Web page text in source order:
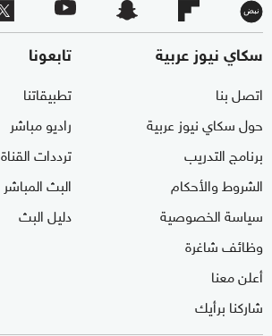
سكاي نيوز عربية
اتصل بنا
حول سكاي نيوز عربية
برنامج التدريب
الشروط والأحكام
سياسة الخصوصية
وظائف شاغرة
أعلن معنا
شاركنا برأيك
تابعونا
تطبيقاتنا
راديو مباشر
ترددات القناة
البث المباشر
دليل البث